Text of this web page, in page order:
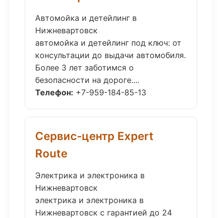
Автомойка и детейлинг в
Нижневартовск
автомойка и детейлинг под ключ: от
консультации до выдачи автомобиля.
Более 3 лет заботимся о
безопасности на дороге....
Телефон: +7-959-184-85-13
Сервис-центр Expert
Route
Электрика и электроника в
Нижневартовск
электрика и электроника в
Нижневартовск с гарантией до 24